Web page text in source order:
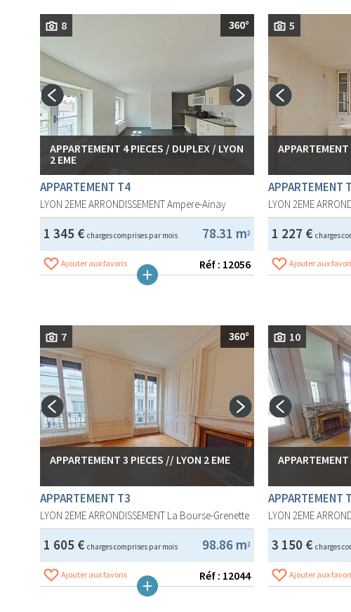
8
APPARTEMENT 4 PIECES / DUPLEX / LYON
2 EME
APPARTEMENT T4
LYON 2EME ARRONDISSEMENTAmpere-Ainay
78.31 m2
1 345 € charges comprises par mois
Ajouter aux favoris Réf : 12056
5
APPARTEMENT
LYON 2EME
1 227 € charges
Ajouter aux
7
APPARTEMENT 3 PIECES // LYON 2 EME
APPARTEMENT T3
LYON 2EME ARRONDISSEMENT La Bourse-Grenette
98.86 m2
1 605 € charges comprises par mois
Ajouter aux favoris Réf : 12044
10
APPARTEMENT
LYON 2EME
3 150 € charges
Ajouter aux